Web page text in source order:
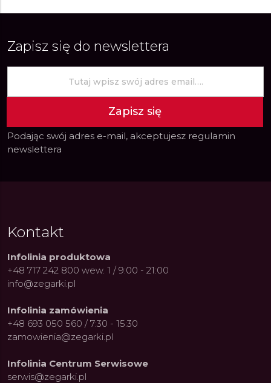
Zapisz się do newslettera
Zapisz się
Podając swój adres e-mail, akceptujesz regulamin
newslettera
Kontakt
Infolinia produktowa
+48 717 242 800 wew. 1 / 9:00 - 21:00
info@zegarki.pl
Infolinia zamówienia
+48 693 050 560 / 7:30 - 15:30
zamowienia@zegarki.pl
Infolinia Centrum Serwisowe
serwis@zegarki.pl